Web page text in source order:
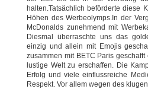
halten.Tatsächlich beförderte diese
Höhen des Werbeolymps.In der
McDonalds zunehmend mit
Diesmal überraschte uns das
einzig und allein mit Emojis
zusammen mit BETC Paris
lustige Welt zu erschaffen. Die
Erfolg und viele einflussreiche
Respekt. Vor allem wegen des